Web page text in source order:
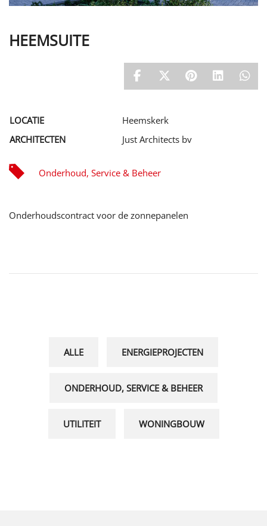
Werkgebied
Contracten
NAAR DE WEBSITE
Blom opleidingen
HEEMSUITE
LOCATIE
Heemskerk
ARCHITECTEN
Just Architects bv
Onderhoud, Service & Beheer
Onderhoudscontract voor de zonnepanelen
ALLE ENERGIEPROJECTEN
ONDERHOUD, SERVICE & BEHEER
UTILITEIT WONINGBOUW